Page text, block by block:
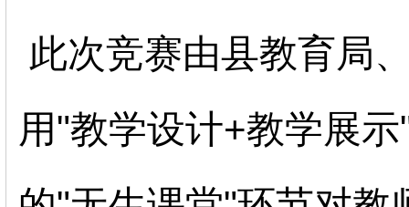
此次竞赛由县教育局
用"教学设计+教学展示